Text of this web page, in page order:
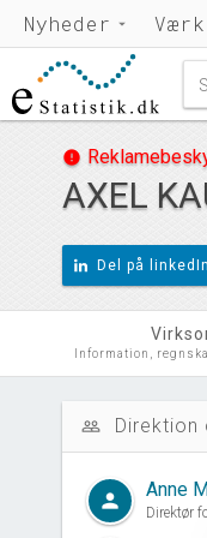
Nyheder
error
AXEL
Del på linkedIn
Information,
people_outline Direktion
person Anne
Direktør